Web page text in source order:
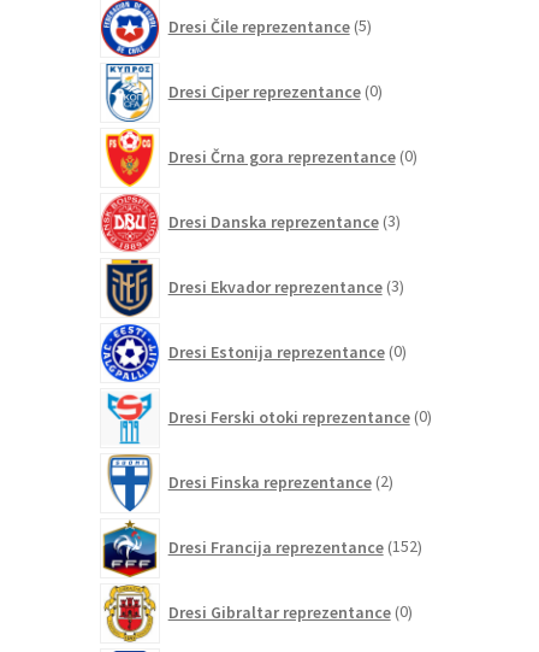
Dresi Čile reprezentance 5izdelkov
Dresi Ciper reprezentance 0izdelkov
Dresi Črna gora reprezentance 0izdelkov
Dresi Danska reprezentance 3izdelki
Dresi Ekvador reprezentance 3izdelki
Dresi Estonija reprezentance 0izdelkov
Dresi Ferski otoki reprezentance 0izdelkov
Dresi Finska reprezentance 2izdelka
Dresi Francija reprezentance 152izdelkov
Dresi Gibraltar reprezentance 0izdelkov